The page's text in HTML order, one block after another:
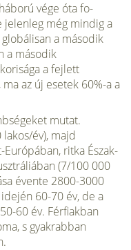
vége óta fo­
jelenleg még mindig a
a második
a második
a fejlett
az új esetek 60%-a a
mutat.
év), majd
ritka Észak-
(7/100 000
évente 2800-3000
60-70 év, de a
60 év. Férfiakban
s gyakrabban